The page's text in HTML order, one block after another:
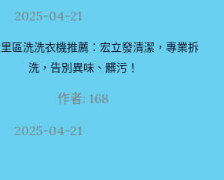
2025-04-21
區洗洗衣機推薦：宏立發清潔，專業拆
洗，告別異味、髒污！
作者: 168
2025-04-21